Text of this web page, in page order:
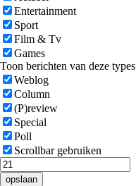
Entertainment
Sport
Film & Tv
Games
Toon berichten van deze types
Weblog
Column
(P)review
Special
Poll
Scrollbar gebruiken
opslaan